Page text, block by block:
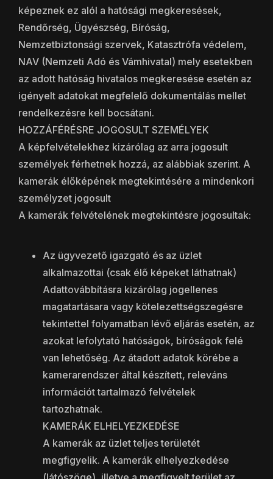
képeznek ez alól a hatósági megkeresések,
Rendőrség, Ügyészség, Bíróság,
Nemzetbiztonsági szervek, Katasztrófa védelem,
NAV (Nemzeti Adó és Vámhivatal) mely esetekben
az adott hatóság hivatalos megkeresése esetén az
igényelt adatokat megfelelő dokumentálás mellet
rendelkezésre kell bocsátani.
HOZZÁFÉRÉSRE JOGOSULT SZEMÉLYEK
A képfelvételekhez kizárólag az arra jogosult
személyek férhetnek hozzá, az alábbiak szerint. A
kamerák élőképének megtekintésére a mindenkori
személyzet jogosult
A kamerák felvételének megtekintésre jogosultak:
Az ügyvezető igazgató és az üzlet
alkalmazottai (csak élő képeket láthatnak)
Adattovábbításra kizárólag jogellenes
magatartásara vagy kötelezettségszegésre
tekintettel folyamatban lévő eljárás esetén, az
azokat lefolytató hatóságok, bíróságok felé
van lehetőség. Az átadott adatok körébe a
kamerarendszer által készített, releváns
információt tartalmazó felvételek
tartozhatnak.
KAMERÁK ELHELYEZKEDÉSE
A kamerák az üzlet teljes területét
megfigyelik. A kamerák elhelyezkedése